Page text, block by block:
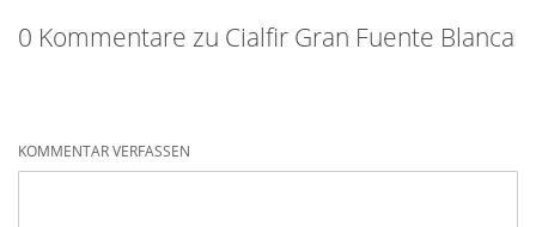
0 Kommentare zu Cialfir Gran Fuente Blanca
KOMMENTAR VERFASSEN